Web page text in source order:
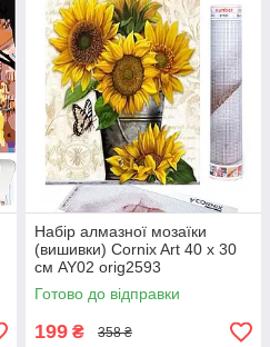
Набір алмазної мозаїки
(вишивки) Cornix Art 40 x 30
см AY02 orig2593
Готово до відправки
199 ₴ 358 ₴